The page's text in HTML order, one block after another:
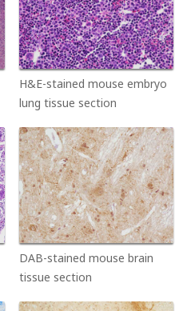
H&E-stained mouse embryo
lung tissue section
DAB-stained mouse brain
tissue section